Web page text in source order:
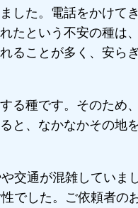
した。電話をかけて
たという不安の種は
ることが多く、安ら
る種です。そのため
と、なかなかその地
交通が混雑していま
でした。ご依頼者の